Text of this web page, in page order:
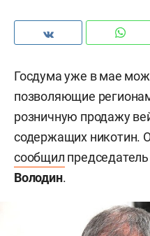
Госдума уже в мае
позволяющие
розничную продажу
содержащих никотин.
сообщил
Володин.